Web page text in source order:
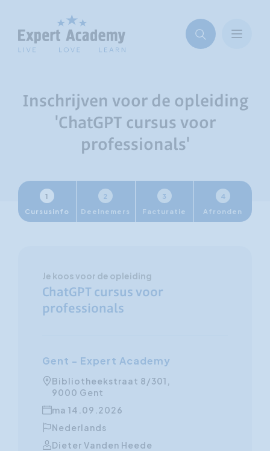
Inschrijven voor de opleiding
'ChatGPT cursus voor
professionals'
1
Cursusinfo
2
Deelnemers
3
Facturatie
4
Afronden
Je koos voor de opleiding
ChatGPT cursus voor
professionals
Gent - Expert Academy
Bibliotheekstraat 8/301,
9000 Gent
ma 14.09.2026
Nederlands
Dieter Vanden Heede